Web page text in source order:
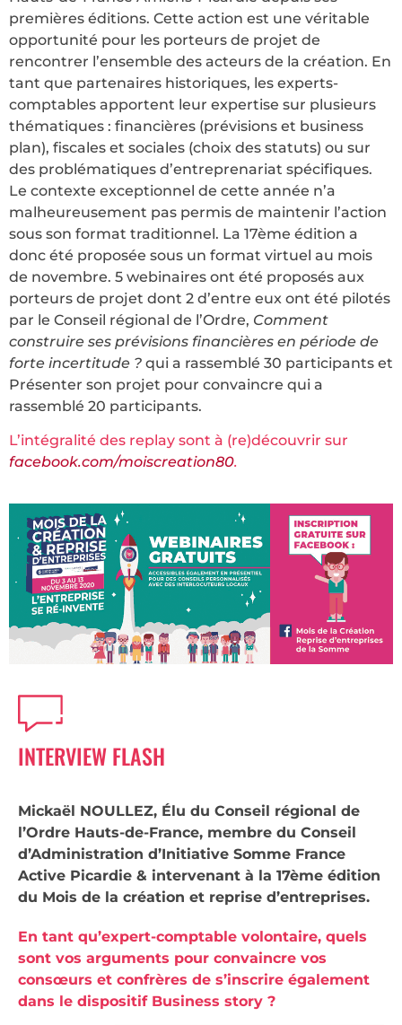
premières éditions. Cette action est une véritable
opportunité pour les porteurs de projet de
rencontrer l’ensemble des acteurs de la création. En
tant que partenaires historiques, les experts-
comptables apportent leur expertise sur plusieurs
thématiques : financières (prévisions et business
plan), fiscales et sociales (choix des statuts) ou sur
des problématiques d’entreprenariat spécifiques.
Le contexte exceptionnel de cette année n’a
malheureusement pas permis de maintenir l’action
sous son format traditionnel. La 17ème édition a
donc été proposée sous un format virtuel au mois
de novembre. 5 webinaires ont été proposés aux
porteurs de projet dont 2 d’entre eux ont été pilotés
par le Conseil régional de l’Ordre, Comment
construire ses prévisions financières en période de
forte incertitude ? qui a rassemblé 30 participants et
Présenter son projet pour convaincre qui a
rassemblé 20 participants.
L’intégralité des replay sont à (re)découvrir sur
facebook.com/moiscreation80.
INTERVIEW FLASH
Mickaël NOULLEZ, Élu du Conseil régional de
l’Ordre Hauts-de-France, membre du Conseil
d’Administration d’Initiative Somme France
Active Picardie & intervenant à la 17ème édition
du Mois de la création et reprise d’entreprises.
En tant qu’expert-comptable volontaire, quels
sont vos arguments pour convaincre vos
consœurs et confrères de s’inscrire également
dans le dispositif Business story ?